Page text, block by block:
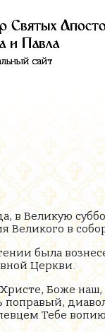
Святых
и Павла
сайт
в Великую
Великого в
была
Церкви.
Боже
Тебе